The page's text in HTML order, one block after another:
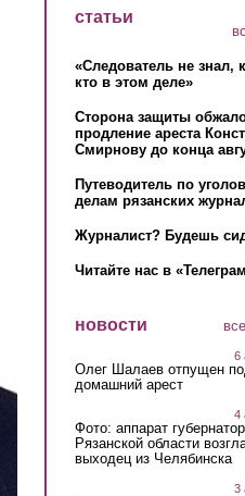
статьи
«Следователь не знал,
кто в этом деле»
Сторона защиты
продление ареста
Смирнову до конца
Путеводитель по
делам рязанских
Журналист? Будешь
Читайте нас в
новости
6
Олег Шалаев отпущен
домашний арест
4
Фото: аппарат
Рязанской области
выходец из Челябинска
3